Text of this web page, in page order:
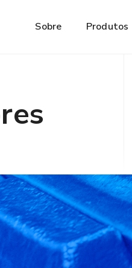
Sobre Produtos